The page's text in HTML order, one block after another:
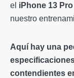
el iPhone 13
nuestro
Aquí hay una
contendientes